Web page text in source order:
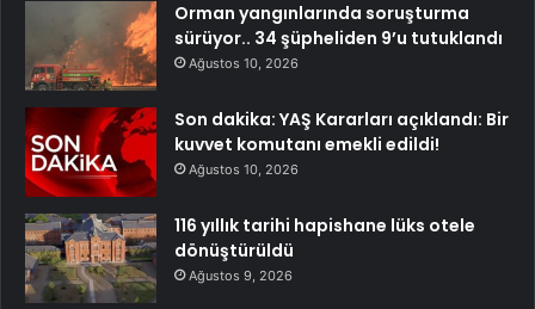
Orman yangınlarında soruşturma
sürüyor.. 34 şüpheliden 9’u tutuklandı
Ağustos 10, 2026
Son dakika: YAŞ Kararları açıklandı: Bir
kuvvet komutanı emekli edildi!
Ağustos 10, 2026
116 yıllık tarihi hapishane lüks otele
dönüştürüldü
Ağustos 9, 2026